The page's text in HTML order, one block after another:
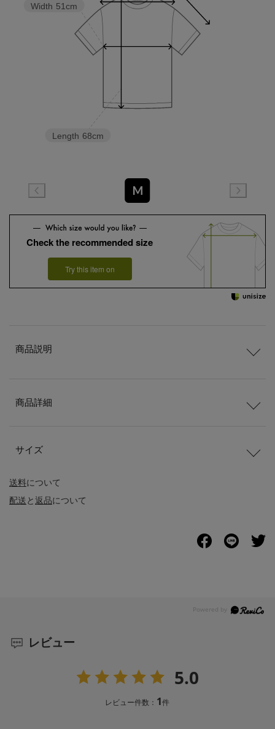
Length 68cm
Width 51cm
M
Check the recommended size
Try this item on
送料について
配送と返品について
商品説明
商品詳細
サイズ
レビュー
5.0
レビュー件数： 1件